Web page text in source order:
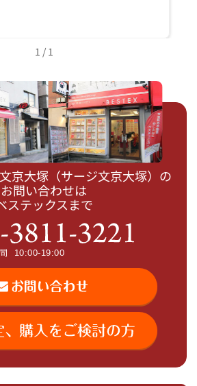
1 / 1
京大塚（サージ文京大塚）の
お問い合わせは
ステックスまで